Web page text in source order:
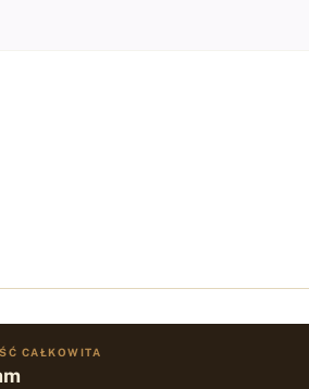
CAŁKOWITA